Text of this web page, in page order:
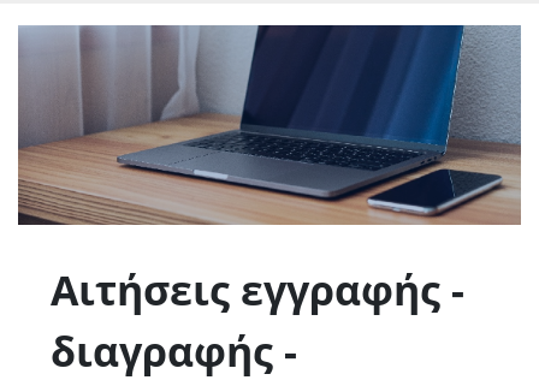
Αιτήσεις εγγραφής -
διαγραφής -